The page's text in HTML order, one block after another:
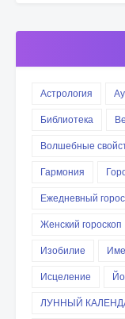
Астрология
Библиотека
Волшебные
Гармония
Ежедневный
Женский гороскоп
Изобилие
Исцеление
ЛУННЫЙ